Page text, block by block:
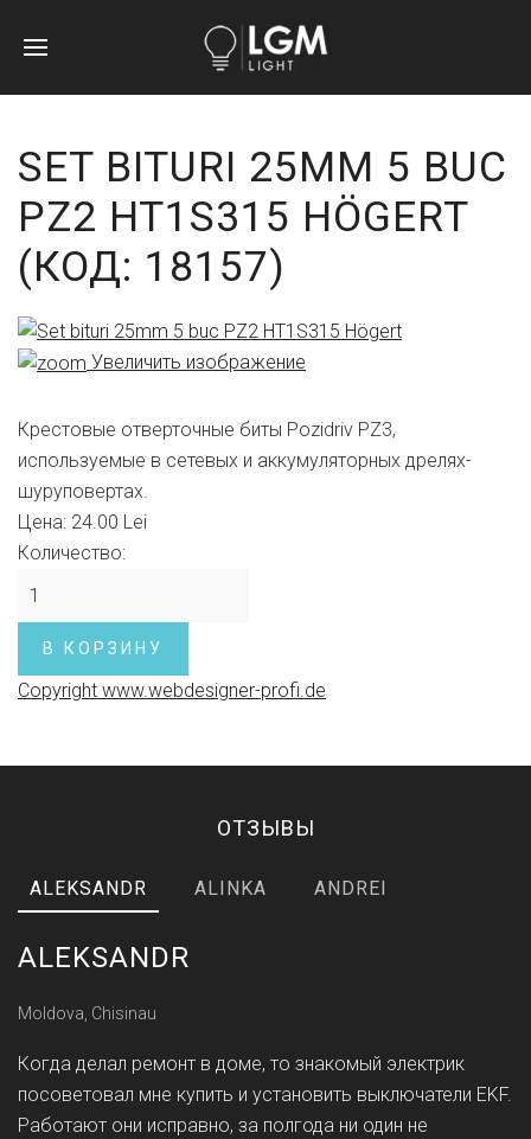
SET BITURI 25MM 5 BUC
PZ2 HT1S315 HÖGERT
(КОД: 18157)
Увеличить изображение
Крестовые отверточные биты Pozidriv PZ3,
используемые в сетевых и аккумуляторных дрелях-
шуруповертах.
Цена: 24.00 Lei
Количество:
Copyright www.webdesigner-profi.de
ОТЗЫВЫ
ALEKSANDR ALINKA ANDREI
ALEKSANDR
Moldova, Chisinau
Когда делал ремонт в доме, то знакомый электрик
посоветовал мне купить и установить выключатели EKF.
Работают они исправно, за полгода ни один не